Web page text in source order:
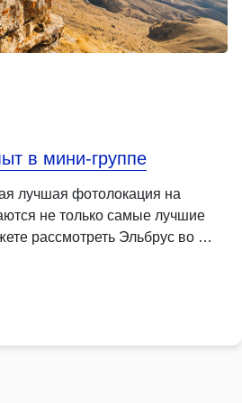
в мини-группе
лучшая фотолокация на
не только самые лучшие
рассмотреть Эльбрус во …